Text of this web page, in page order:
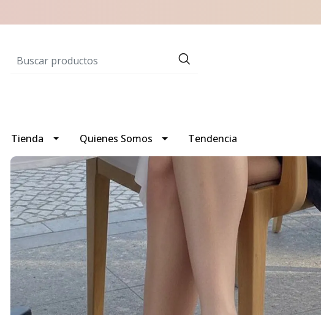
Tienda Quienes Somos Tendencia